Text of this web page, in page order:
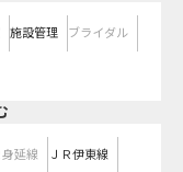
施設管理 ブライダル
身延線 ＪＲ伊東線